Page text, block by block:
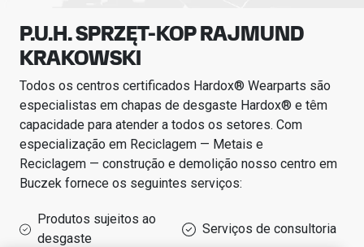
P.U.H. SPRZĘT-KOP RAJMUND
KRAKOWSKI
Todos os centros certificados Hardox® Wearparts são
especialistas em chapas de desgaste Hardox® e têm
capacidade para atender a todos os setores. Com
especialização em Reciclagem — Metais e
Reciclagem — construção e demolição nosso centro em
Buczek fornece os seguintes serviços:
Produtos sujeitos ao
desgaste
Serviços de consultoria